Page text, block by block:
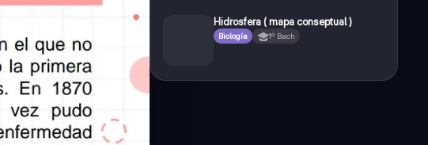
Hidrosfera ( mapa conseptual )
Biología 1º Bach